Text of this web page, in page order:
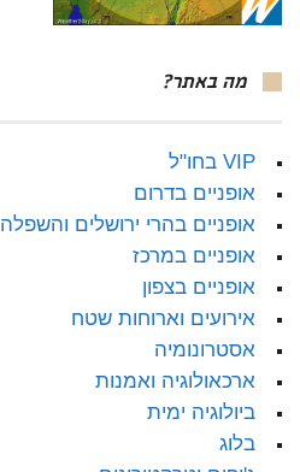
מה באתר?
VIP בחו"ל
אופניים בדרום
אופניים בהרי ירושלים והשפלה
אופניים במרכז
אופניים בצפון
אירועים וארוחות שטח
אסטרונומיה
ארכאולוגיה ואמנות
ביולוגיה ימית
בלוג